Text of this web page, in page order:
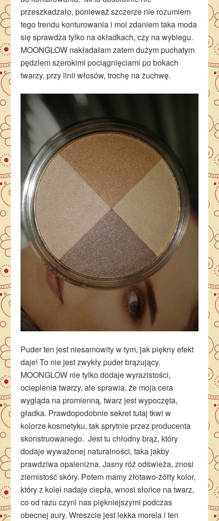
przeszkadzało, ponieważ szczerze nie rozumiem
tego trendu konturowania i moi zdaniem taka moda
się sprawdza tylko na okładkach, czy na wybiegu.
MOONGLOW nakładałam zatem dużym puchatym
pędzlem szerokimi pociągnięciami po bokach
twarzy, przy linii włosów, trochę na żuchwę.
Puder ten jest niesamowity w tym, jak piękny efekt
daje! To nie jest zwykły puder brązujący.
MOONGLOW nie tylko dodaje wyrazistości,
ocieplenia twarzy, ale sprawia, że moja cera
wygląda na promienną, twarz jest wypoczęta,
gładka. Prawdopodobnie sekret tutaj tkwi w
kolorze kosmetyku, tak sprytnie przez producenta
skonstruowanego. Jest tu chłodny brąz, który
dodaje wyważonej naturalności, taka jakby
prawdziwa opalenizna. Jasny róż odświeża, znosi
ziemistość skóry. Potem mamy złotawo-żółty kolor,
który z kolei nadaje ciepła, wnosi słońce na twarz,
co od razu czyni nas piękniejszymi podczas
obecnej aury. Wreszcie jest lekka morela i ten